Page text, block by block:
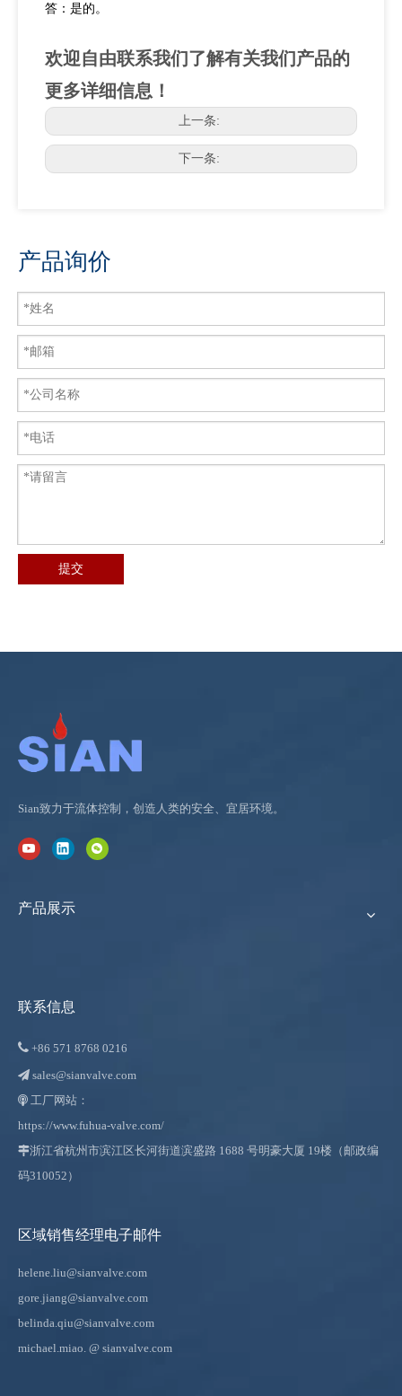
答：是的。
欢迎自由联系我们了解有关我们产品的
更多详细信息！
上一条:
下一条:
产品询价
提交
Sian致力于流体控制，创造人类的安全、宜居环境。
产品展示
联系信息
 +86 571 8768 0216
 sales@sianvalve.com
 工厂网站：
https://www.fuhua-valve.com/
浙江省杭州市滨江区长河街道滨盛路 1688 号明豪大厦 19楼（邮政编
码310052）
区域销售经理电子邮件
helene.liu@sianvalve.com
gore.jiang@sianvalve.com
belinda.qiu@sianvalve.com
michael.miao. @ sianvalve.com